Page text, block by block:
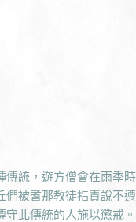
統，遊方僧會在雨季
被耆那教徒指責說不
此傳統的人施以懲戒。